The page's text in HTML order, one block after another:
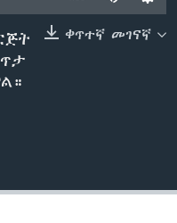
ቀጥተኛ መገናኛ